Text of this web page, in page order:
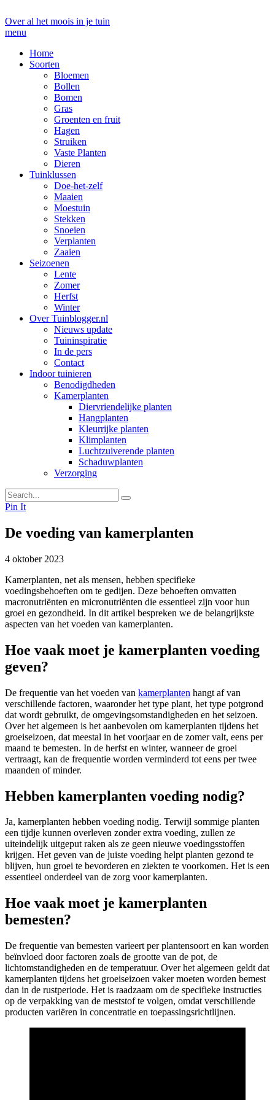
Over al het moois in je tuin
menu
Home
Soorten
Bloemen
Bollen
Bomen
Gras
Groenten en fruit
Hagen
Struiken
Vaste Planten
Dieren
Tuinklussen
Doe-het-zelf
Maaien
Moestuin
Stekken
Snoeien
Verplanten
Zaaien
Seizoenen
Lente
Zomer
Herfst
Winter
Over Tuinblogger.nl
Nieuws update
Tuininspiratie
In de pers
Contact
Indoor tuinieren
Benodigdheden
Kamerplanten
Diervriendelijke planten
Hangplanten
Kleurrijke planten
Klimplanten
Luchtzuiverende planten
Schaduwplanten
Verzorging
Pin It
De voeding van kamerplanten
4 oktober 2023
Kamerplanten, net als mensen, hebben specifieke
voedingsbehoeften om te gedijen. Deze behoeften omvatten
macronutriënten en micronutriënten die essentieel zijn voor hun
groei en gezondheid. In dit artikel bespreken we de belangrijkste
aspecten van het voeden van kamerplanten.
Hoe vaak moet je kamerplanten voeding
geven?
De frequentie van het voeden van kamerplanten hangt af van
verschillende factoren, waaronder het type plant, het type potgrond
dat wordt gebruikt, de omgevingsomstandigheden en het seizoen.
Over het algemeen is het aanbevolen om kamerplanten tijdens het
groeiseizoen, dat meestal in het voorjaar en de zomer valt, eens per
maand te bemesten. In de herfst en winter, wanneer de groei
vertraagt, kan de frequentie worden verminderd tot eens per twee
maanden of minder.
Hebben kamerplanten voeding nodig?
Ja, kamerplanten hebben voeding nodig. Terwijl sommige planten
een tijdje kunnen overleven zonder extra voeding, zullen ze
uiteindelijk uitgeput raken als ze geen nieuwe voedingsstoffen
krijgen. Het geven van de juiste voeding helpt planten gezond te
blijven, hun groei te bevorderen en ziekten te voorkomen. Het is een
essentieel onderdeel van de zorg voor kamerplanten.
Hoe vaak moet je kamerplanten
bemesten?
De frequentie van bemesten varieert per plantensoort en kan worden
beïnvloed door factoren zoals de grootte van de pot, de
lichtomstandigheden en de temperatuur. Over het algemeen geldt dat
kamerplanten tijdens het groeiseizoen vaker moeten worden bemest
dan in de rustperiode. Het is raadzaam om de specifieke instructies
op de verpakking van de meststof te volgen, omdat verschillende
producten variëren in concentratie en toepassingsrichtlijnen.